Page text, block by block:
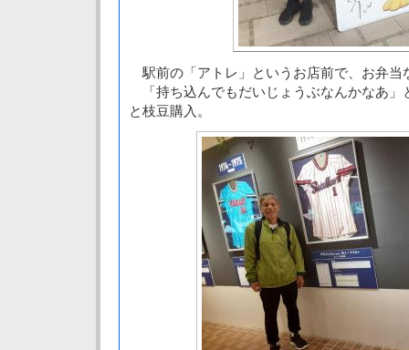
駅前の「アトレ」というお店前で、お弁当
「持ち込んでもだいじょうぶなんかなあ」
と枝豆購入。